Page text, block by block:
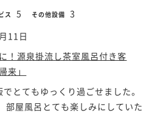
ス 5 その他設備 3
11日
！源泉掛流し茶室風呂付き客
」
とてもゆっくり過ごせました。
部屋風呂とても楽しみにしていた